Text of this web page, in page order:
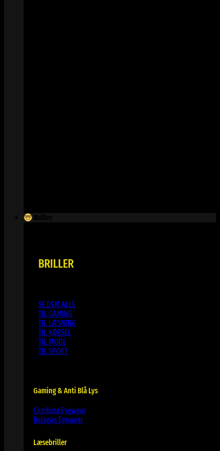
BRILLER
SE DEM ALLE
TIL GAMING
TIL LÆSNING
TIL KØRSEL
TIL MODE
TIL SPORT
Gaming & Anti Blå Lys
Combina Eyewear
Balagan Eyewear
Læsebriller